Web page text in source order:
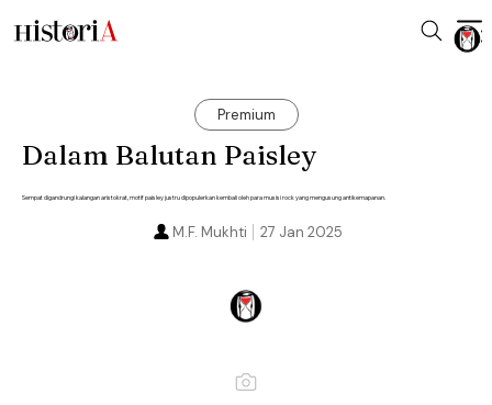
Premium
Dalam Balutan Paisley
Sempat digandrungi kalangan aristokrat, motif paisley justru dipopulerkan kembali oleh para musisi rock yang mengusung antikemapanan.
27 Jan 2025
M.F. Mukhti